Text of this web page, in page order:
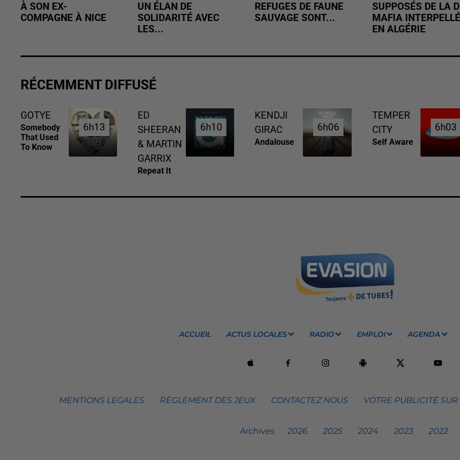
À SON EX-
COMPAGNE À NICE
UN ÉLAN DE
SOLIDARITÉ AVEC
LES...
REFUGES DE FAUNE
SAUVAGE SONT...
SUPPOSÉS DE LA
MAFIA INTERPELLÉ
EN ALGÉRIE
RÉCEMMENT DIFFUSÉ
GOTYE
Somebody
That Used
To Know
6h13
6h13
ED
SHEERAN
& MARTIN
GARRIX
Repeat It
6h10
6h10
KENDJI
GIRAC
Andalouse
6h06
6h06
TEMPER
CITY
Self Aware
6h03
6h03
ACCUEIL ACTUS LOCALES RADIO EMPLOI AGENDA
MENTIONS LEGALES RÈGLEMENT DES JEUX CONTACTEZ NOUS VOTRE PUBLICITÉ
Archives 2026 2025 2024 2023 2022